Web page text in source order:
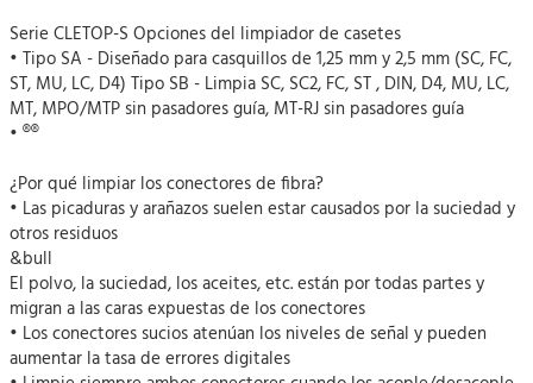
Serie CLETOP-S Opciones del limpiador de casetes
• Tipo SA - Diseñado para casquillos de 1,25 mm y 2,5 mm (SC, FC,
ST, MU, LC, D4) Tipo SB - Limpia SC, SC2, FC, ST , DIN, D4, MU, LC,
MT, MPO/MTP sin pasadores guía, MT-RJ sin pasadores guía
• ®®
¿Por qué limpiar los conectores de fibra?
• Las picaduras y arañazos suelen estar causados por la suciedad y
otros residuos
&bull
El polvo, la suciedad, los aceites, etc. están por todas partes y
migran a las caras expuestas de los conectores
• Los conectores sucios atenúan los niveles de señal y pueden
aumentar la tasa de errores digitales